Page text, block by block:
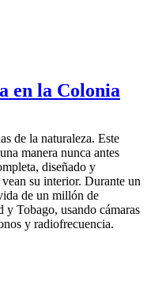
en la Colonia
de la naturaleza. Este
manera nunca antes
diseñado y
su interior. Durante un
de un millón de
y Tobago, usando cámaras
y radiofrecuencia.